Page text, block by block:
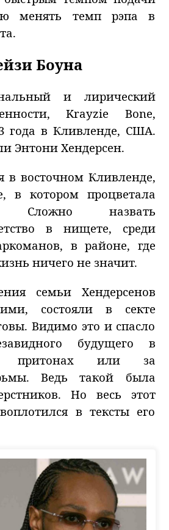
менять темп рэпа в
Боуна
и лирический
Krayzie Bone,
года в Кливленде, США.
Энтони Хендерсен.
в восточном Кливленде,
в котором процветала
Сложно назвать
в нищете, среди
в районе, где
ничего не значит.
семьи Хендерсенов
состояли в секте
Видимо это и спасло
будущего в
притонах или за
Ведь такой была
Но весь этот
в тексты его